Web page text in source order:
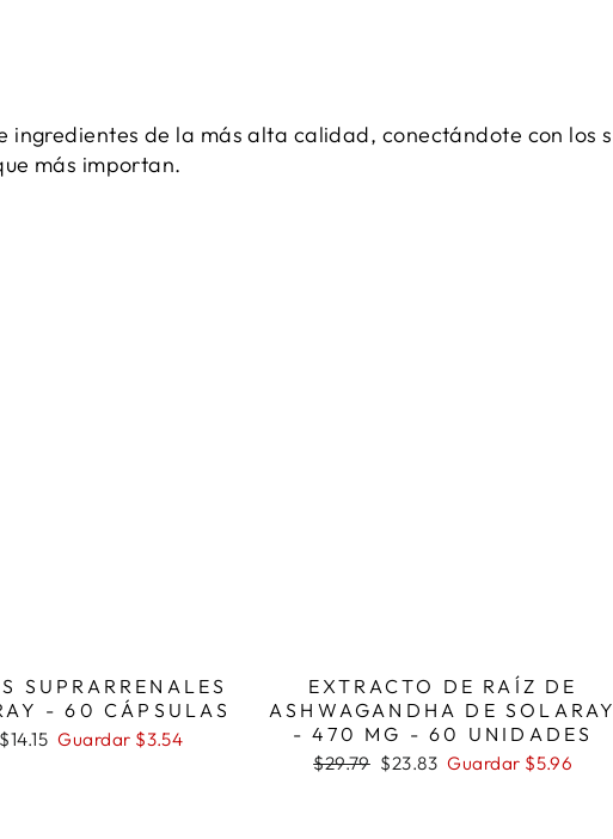
ingredientes de la más alta calidad, conectándote con los
más importan.
SUPRARRENALES
- 60 CÁPSULAS
Precio
$14.15 Guardar $3.54
EXTRACTO DE RAÍZ DE
ASHWAGANDHA DE SOLARAY
- 470 MG - 60 UNIDADES
Precio
$29.79 Precio
$23.83 Guardar $5.96